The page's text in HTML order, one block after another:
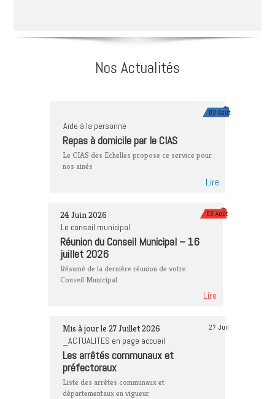
Nos Actualités
Aide à la personne
Repas à domicile par le CIAS
Le CIAS des Echelles propose ce service pour
nos ainés
Lire
03 Août
24 Juin 2026
Le conseil municipal
Réunion du Conseil Municipal – 16
juillet 2026
Résumé de la derniére réunion de votre
Conseil Municipal
Lire
03 Août
Mis à jour le 27 Juillet 2026
_ACTUALITES en page accueil
Les arrêtés communaux et
préfectoraux
Liste des arrêtes communaux et
départementaux en vigueur
27 Juil